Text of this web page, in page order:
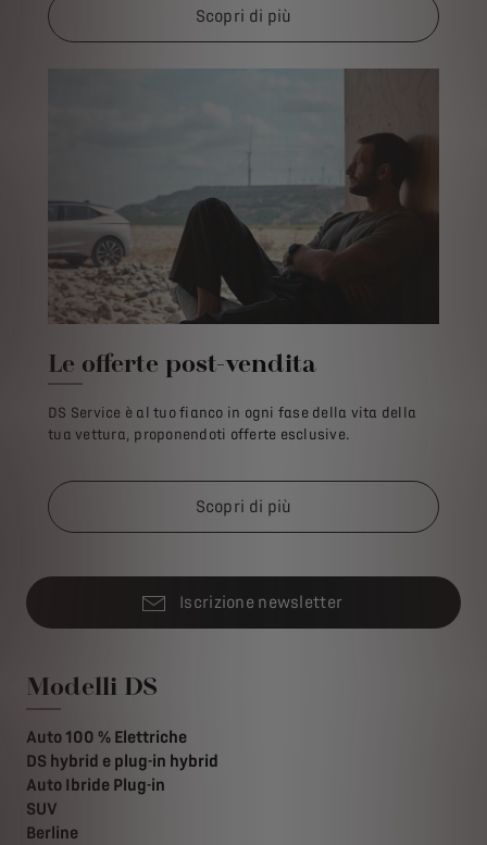
Scopri di più
Le offerte post-vendita
DS Service è al tuo fianco in ogni fase della vita della
tua vettura, proponendoti offerte esclusive.
Scopri di più
Iscrizione newsletter
Modelli DS
Auto 100 % Elettriche
DS hybrid e plug-in hybrid
Auto Ibride Plug-in
SUV
Berline